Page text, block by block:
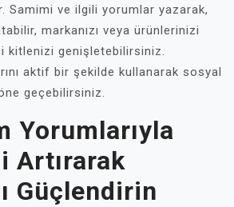
Samimi ve ilgili yorumlar yazarak,
markanızı veya ürünlerinizi
kitlenizi genişletebilirsiniz.
aktif bir şekilde kullanarak sosyal
geçebilirsiniz.
Yorumlarıyla
Artırarak
Güçlendirin